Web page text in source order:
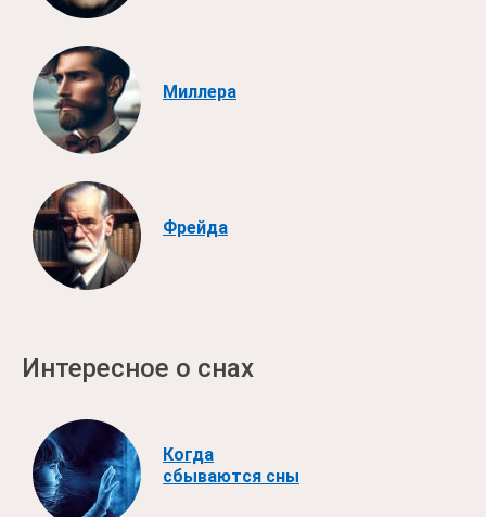
Миллера
Фрейда
Интересное о снах
Когда
сбываются сны